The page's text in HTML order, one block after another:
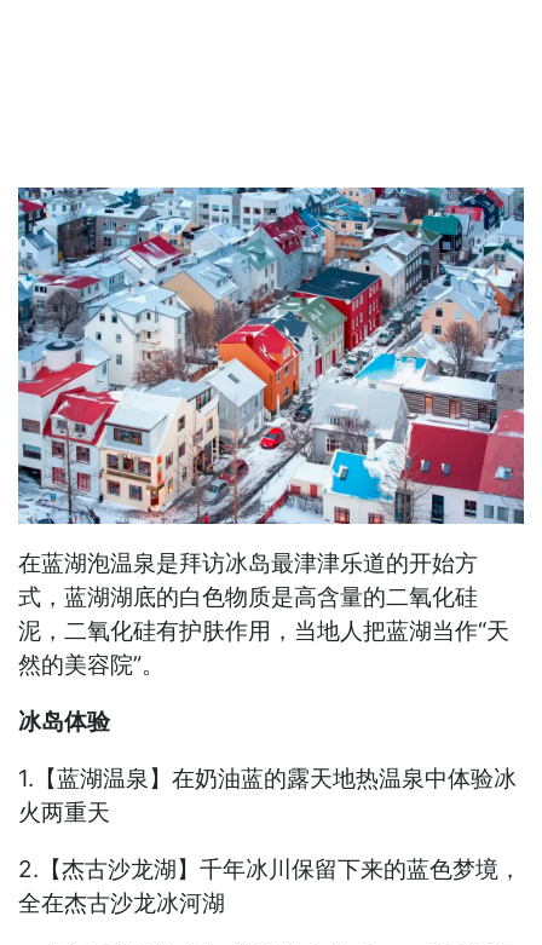
在蓝湖泡温泉是拜访冰岛最津津乐道的开始方
式，蓝湖湖底的白色物质是高含量的二氧化硅
泥，二氧化硅有护肤作用，当地人把蓝湖当作“天
然的美容院”。
冰岛体验
1.【蓝湖温泉】在奶油蓝的露天地热温泉中体验冰
火两重天
2.【杰古沙龙湖】千年冰川保留下来的蓝色梦境，
全在杰古沙龙冰河湖